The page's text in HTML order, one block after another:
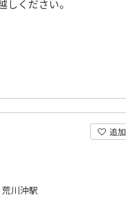
ください。
追加
川沖駅